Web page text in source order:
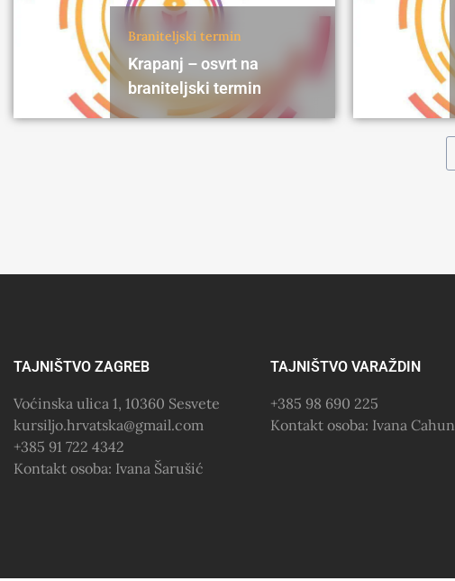
Braniteljski termin
Krapanj – osvrt na
braniteljski termin
TAJNIŠTVO ZAGREB
Voćinska ulica 1, 10360 Sesvete
kursiljo.hrvatska@gmail.com
+385 91 722 4342
Kontakt osoba: Ivana Šarušić
TAJNIŠTVO VARAŽDIN
+385 98 690 225
Kontakt osoba: Ivana Cahun